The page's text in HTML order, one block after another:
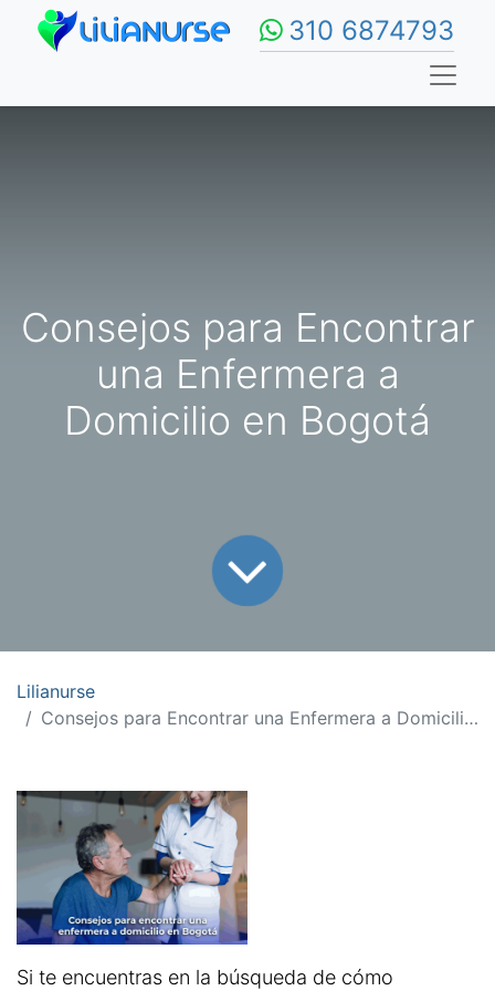
310 6874793
Consejos para Encontrar
una Enfermera a
Domicilio en Bogotá
Lilianurse
Consejos para Encontrar una Enfermera a Domicilio en Bogotá
Si te encuentras en la búsqueda de cómo